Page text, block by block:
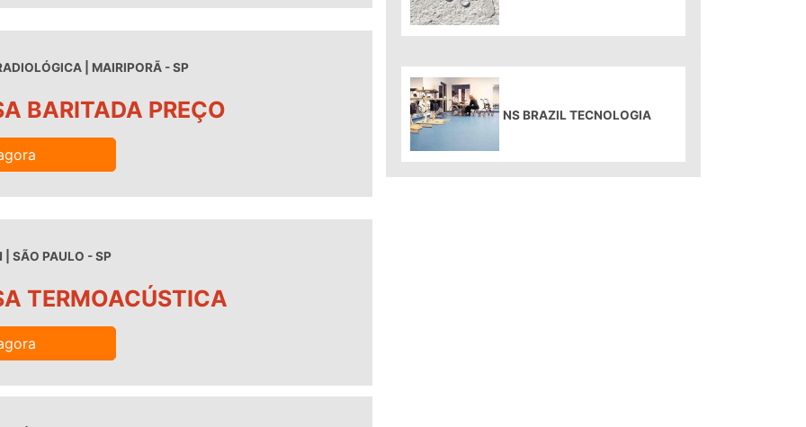
| MAIRIPORÃ - SP
BARITADA PREÇO
| SÃO PAULO - SP
TERMOACÚSTICA
NS BRAZIL TECNOLOGIA